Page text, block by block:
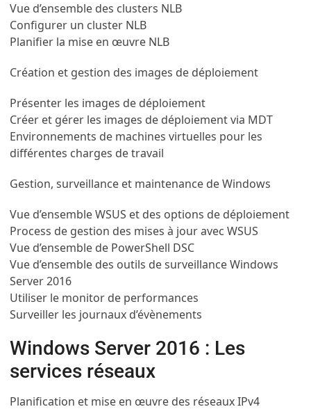
Vue d’ensemble des clusters NLB
Configurer un cluster NLB
Planifier la mise en œuvre NLB
Création et gestion des images de déploiement
Présenter les images de déploiement
Créer et gérer les images de déploiement via MDT
Environnements de machines virtuelles pour les
différentes charges de travail
Gestion, surveillance et maintenance de Windows
Vue d’ensemble WSUS et des options de déploiement
Process de gestion des mises à jour avec WSUS
Vue d’ensemble de PowerShell DSC
Vue d’ensemble des outils de surveillance Windows
Server 2016
Utiliser le monitor de performances
Surveiller les journaux d’évènements
Windows Server 2016 : Les
services réseaux
Planification et mise en œuvre des réseaux IPv4